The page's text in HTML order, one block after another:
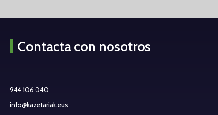
Contacta con nosotros
944 106 040
info@kazetariak.eus